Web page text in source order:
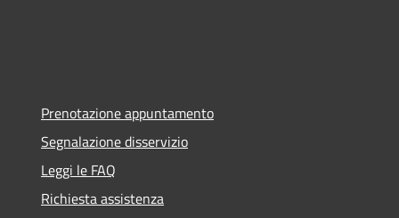
Prenotazione appuntamento
Segnalazione disservizio
Leggi le FAQ
Richiesta assistenza